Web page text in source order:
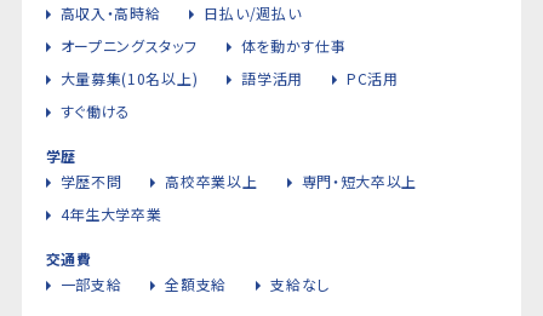
高収入・高時給
日払い/週払い
オープニングスタッフ
体を動かす仕事
大量募集(10名以上)
語学活用
PC活用
すぐ働ける
学歴
学歴不問
高校卒業以上
専門・短大卒以上
4年生大学卒業
交通費
一部支給
全額支給 支給なし